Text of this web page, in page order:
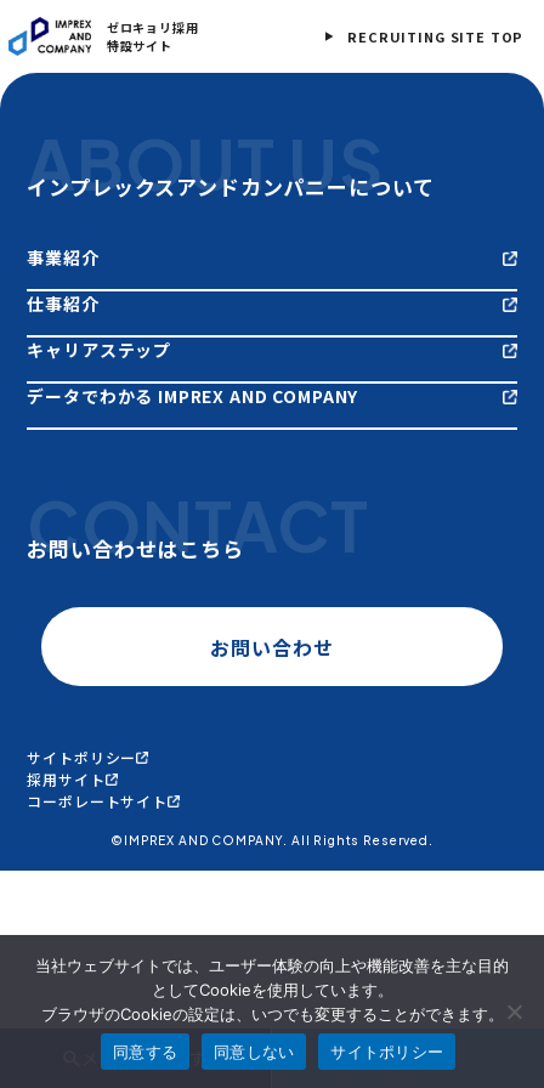
ゼロキョリ採用
特設サイト
RECRUITING SITE TOP
メンバーを探す 面談申込
ABOUT US
インプレックスアンドカンパニーについて
事業紹介
仕事紹介
キャリアステップ
データでわかる IMPREX AND COMPANY
CONTACT
お問い合わせはこちら
お問い合わせ
©IMPREX AND COMPANY. All Rights Reserved.
サイトポリシー
採用サイト
コーポレートサイト
当社ウェブサイトでは、ユーザー体験の向上や機能改善を主な目的
としてCookieを使用しています。
ブラウザのCookieの設定は、いつでも変更することができます。
同意する
同意しない サイトポリシー